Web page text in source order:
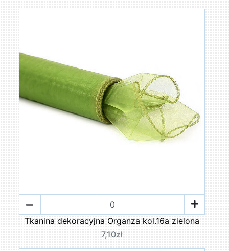
Tkanina dekoracyjna Organza kol.16a zielona
7,10zł